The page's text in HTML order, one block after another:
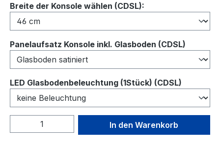
Breite der Konsole wählen (CDSL):
Panelaufsatz Konsole inkl. Glasboden (CDSL)
LED Glasbodenbeleuchtung (1Stück) (CDSL)
Produkt Anzahl: Gib denIn den Warenkorb